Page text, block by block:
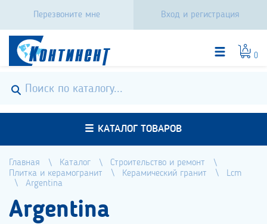
Перезвоните мне Вход и регистрация
0
КАТАЛОГ ТОВАРОВ
Главная Каталог
Строительство и ремонт
Плитка и керамогранит
Керамический гранит
Lcm
Argentina
Argentina